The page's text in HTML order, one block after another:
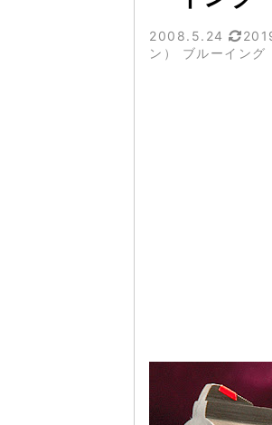
2008.5.24
ン） ブルーイング